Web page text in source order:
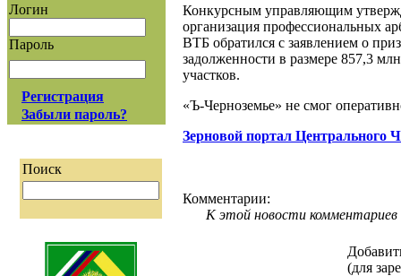
Логин
Пароль
Регистрация
Забыли пароль?
Поиск
Конкурсным управляющим
организация профессиональных
ВТБ обратился с заявлением о
задолженности в размере 857,3
участков.
«Ъ-Черноземье» не смог
Зерновой портал Центрального
Комментарии:
К этой новости комментариев
(для